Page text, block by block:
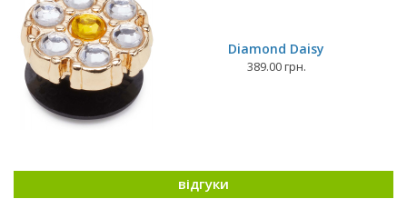
Diamond Daisy
389.00 грн.
відгуки